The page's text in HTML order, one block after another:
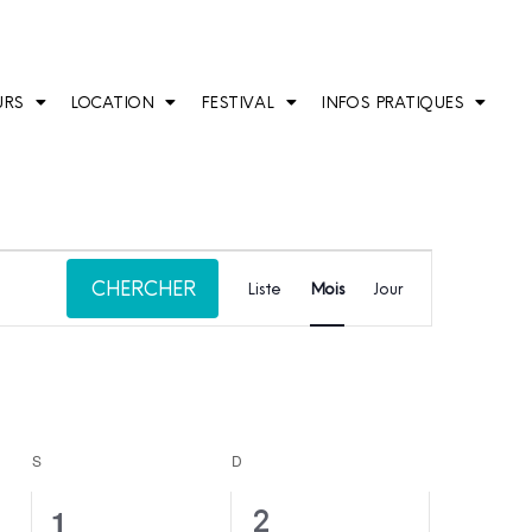
LOCATION FESTIVAL INFOS PRATIQUES
CHERCHER
de
Évènement
Liste Mois Jour
S D
0
1
1
2